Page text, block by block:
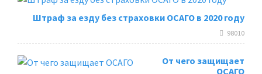
Штраф за езду без страховки ОСАГО в 2020 году
98010
От чего защищает
ОСАГО